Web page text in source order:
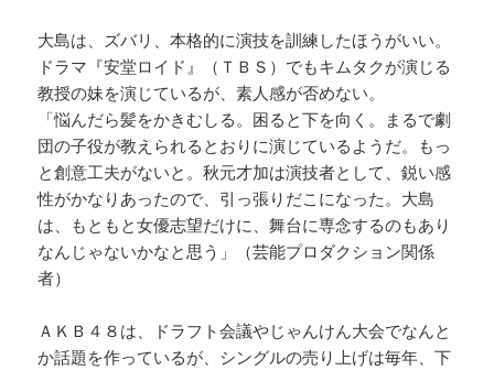
大島は、ズバリ、本格的に演技を訓練したほうがいい。
ドラマ『安堂ロイド』（ＴＢＳ）でもキムタクが演じる
教授の妹を演じているが、素人感が否めない。
「悩んだら髪をかきむしる。困ると下を向く。まるで劇
団の子役が教えられるとおりに演じているようだ。もっ
と創意工夫がないと。秋元才加は演技者として、鋭い感
性がかなりあったので、引っ張りだこになった。大島
は、もともと女優志望だけに、舞台に専念するのもあり
なんじゃないかなと思う」（芸能プロダクション関係
者）
ＡＫＢ４８は、ドラフト会議やじゃんけん大会でなんと
か話題を作っているが、シングルの売り上げは毎年、下